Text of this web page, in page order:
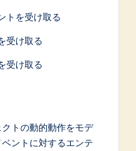
トを受け取る
受け取る
受け取る
トの動的動作をモデ
ントに対するエンテ